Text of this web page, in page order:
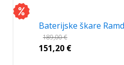
Baterijske škare
189,00€
151,20 €